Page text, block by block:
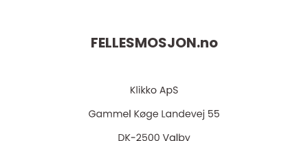
FELLESMOSJON.no